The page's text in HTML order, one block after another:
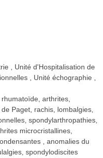
Unité d'Hospitalisation de
Unité échographie
arthrites,
Paget, rachis, lombalgies,
spondylarthropathies,
microcristallines,
, anomalies du
spondylodiscites